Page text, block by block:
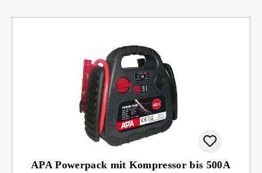
APA Powerpack mit Kompressor bis 500A